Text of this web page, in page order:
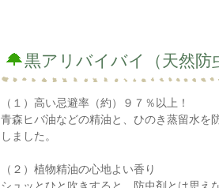
黒アリバイバイ（天然防
（１）高い忌避率（約）９７％以上！
青森ヒバ油などの精油と、ひのき蒸留水を
しました。
（２）植物精油の心地よい香り
シュッとひと吹きすると、防虫剤とは思え